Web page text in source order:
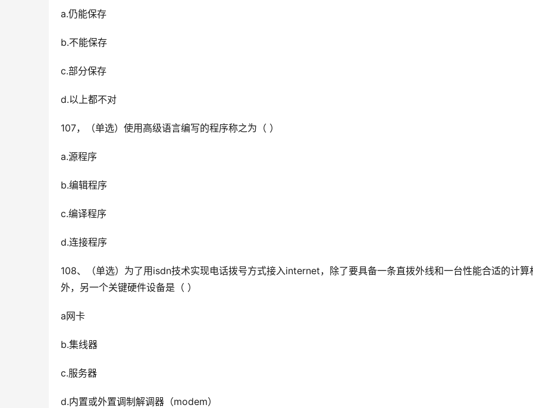
a.仍能保存
b.不能保存
c.部分保存
d.以上都不对
107，（单选）使用高级语言编写的程序称之为（ ）
a.源程序
b.编辑程序
c.编译程序
d.连接程序
108、（单选）为了用isdn技术实现电话拨号方式接入internet，除了要具备一条直拨外线和一台性能合适的计算
外，另一个关键硬件设备是（ ）
a网卡
b.集线器
c.服务器
d.内置或外置调制解调器（modem）